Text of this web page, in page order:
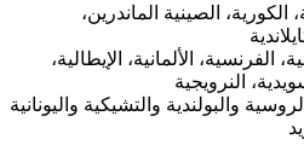
الكورية، الصينية الماندرين،
الفرنسية، الألمانية، الإيطالية،
النرويجية
والبولندية والتشيكية واليونانية